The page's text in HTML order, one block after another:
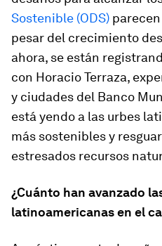
Sostenible (ODS)
pesar del crecimiento
ahora, se están
con Horacio Terraza,
y ciudades del Banco
está yendo a las urbes
más sostenibles y
estresados recursos
¿Cuánto han avanzado
latinoamericanas en el